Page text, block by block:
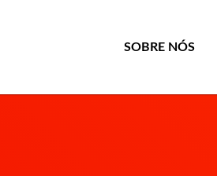
SOBRE NÓS